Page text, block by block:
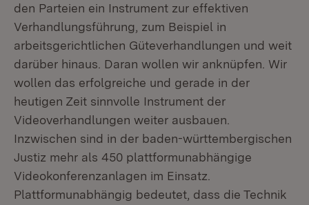
den Parteien ein Instrument zur effektiven
Verhandlungsführung, zum Beispiel in
arbeitsgerichtlichen Güteverhandlungen und weit
darüber hinaus. Daran wollen wir anknüpfen. Wir
wollen das erfolgreiche und gerade in der
heutigen Zeit sinnvolle Instrument der
Videoverhandlungen weiter ausbauen.
Inzwischen sind in der baden-württembergischen
Justiz mehr als 450 plattformunabhängige
Videokonferenzanlagen im Einsatz.
Plattformunabhängig bedeutet, dass die Technik